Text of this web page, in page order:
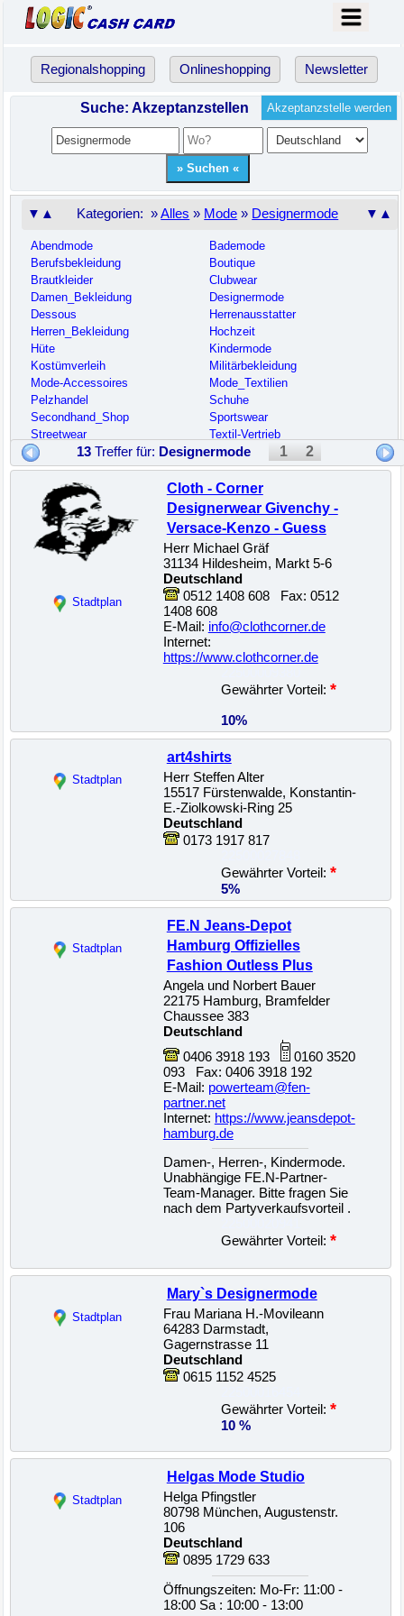
Regionalshopping Onlineshopping Newsletter
Akzeptanzstelle werden
Suche: Akzeptanzstellen
▼▲ ▼▲
Kategorien: »Alles » Mode » Designermode
Abendmode
Bademode
Berufsbekleidung
Boutique
Brautkleider
Clubwear
Damen_Bekleidung
Designermode
Dessous
Herrenausstatter
Herren_Bekleidung
Hochzeit
Hüte
Kindermode
Kostümverleih
Militärbekleidung
Mode-Accessoires
Mode_Textilien
Pelzhandel
Schuhe
Secondhand_Shop
Sportswear
Streetwear
Textil-Vertrieb
13Treffer für: Designermode 1 2
Stadtplan
Cloth - Corner
Designerwear Givenchy -
Versace-Kenzo - Guess
Herr Michael Gräf
31134 Hildesheim, Markt 5-6
Deutschland
0512 1408 608 Fax: 0512
1408 608
E-Mail: info@clothcorner.de
Internet:
https://www.clothcorner.de
Gewährter Vorteil: *
10%
Stadtplan
art4shirts
Herr Steffen Alter
15517 Fürstenwalde, Konstantin-
E.-Ziolkowski-Ring 25
Deutschland
0173 1917 817
Gewährter Vorteil: *
5%
Stadtplan
FE.N Jeans-Depot
Hamburg Offizielles
Fashion Outless Plus
Angela und Norbert Bauer
22175 Hamburg, Bramfelder
Chaussee 383
Deutschland
0406 3918 193
0160 3520
093 Fax: 0406 3918 192
E-Mail: powerteam@fen-
partner.net
Internet: https://www.jeansdepot-
hamburg.de
Damen-, Herren-, Kindermode.
Unabhängige FE.N-Partner-
Team-Manager. Bitte fragen Sie
nach dem Partyverkaufsvorteil .
Gewährter Vorteil: *
Stadtplan
Mary`s Designermode
Frau Mariana H.-Movileann
64283 Darmstadt,
Gagernstrasse 11
Deutschland
0615 1152 4525
Gewährter Vorteil: *
10 %
Stadtplan
Helgas Mode Studio
Helga Pfingstler
80798 München, Augustenstr.
106
Deutschland
0895 1729 633
Öffnungszeiten: Mo-Fr: 11:00 -
18:00 Sa : 10:00 - 13:00